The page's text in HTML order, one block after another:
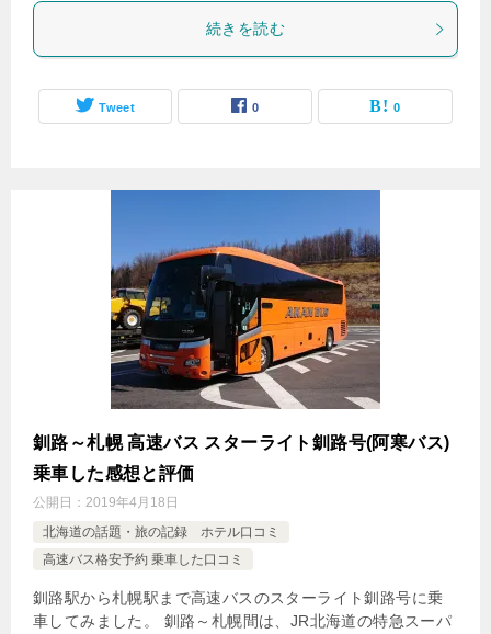
続きを読む
Tweet 0 0
釧路～札幌 高速バス スターライト釧路号(阿寒バス)
乗車した感想と評価
公開日： 2019年4月18日
北海道の話題・旅の記録 ホテル口コミ
高速バス格安予約 乗車した口コミ
釧路駅から札幌駅まで高速バスのスターライト釧路号に乗
車してみました。 釧路～札幌間は、JR北海道の特急スーパ